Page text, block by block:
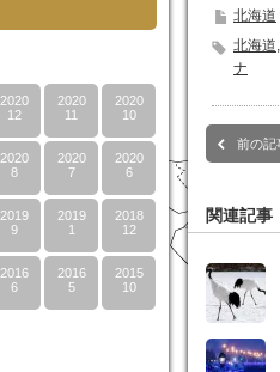
2020
12
2020
11
2020
10
2020
8
2020
7
2020
6
2019
9
2019
1
2018
12
2016
6
2016
5
2015
10
北海道
北海道,
ナ
前の記
関連記事